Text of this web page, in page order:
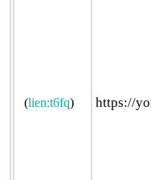
(lien:t6fq) https://